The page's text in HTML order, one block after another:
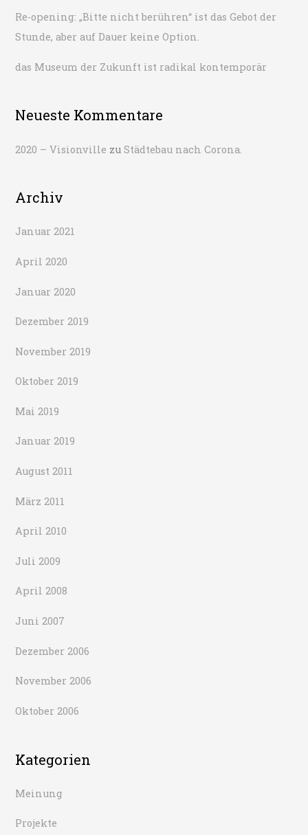
Re-opening: „Bitte nicht berühren“ ist das Gebot der
Stunde, aber auf Dauer keine Option.
das Museum der Zukunft ist radikal kontemporär
Neueste Kommentare
2020 – Visionville zuStädtebau nach Corona.
Archiv
Januar 2021
April 2020
Januar 2020
Dezember 2019
November 2019
Oktober 2019
Mai 2019
Januar 2019
August 2011
März 2011
April 2010
Juli 2009
April 2008
Juni 2007
Dezember 2006
November 2006
Oktober 2006
Kategorien
Meinung
Projekte